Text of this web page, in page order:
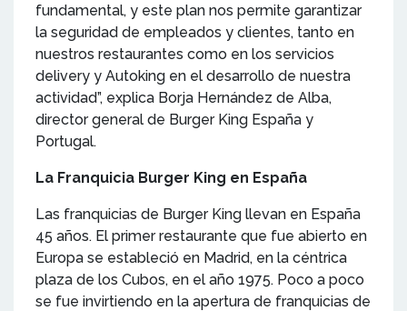
fundamental, y este plan nos permite garantizar
la seguridad de empleados y clientes, tanto en
nuestros restaurantes como en los servicios
delivery y Autoking en el desarrollo de nuestra
actividad”, explica Borja Hernández de Alba,
director general de Burger King España y
Portugal.
La Franquicia Burger King en España
Las franquicias de Burger King llevan en España
45 años. El primer restaurante que fue abierto en
Europa se estableció en Madrid, en la céntrica
plaza de los Cubos, en el año 1975. Poco a poco
se fue invirtiendo en la apertura de franquicias de